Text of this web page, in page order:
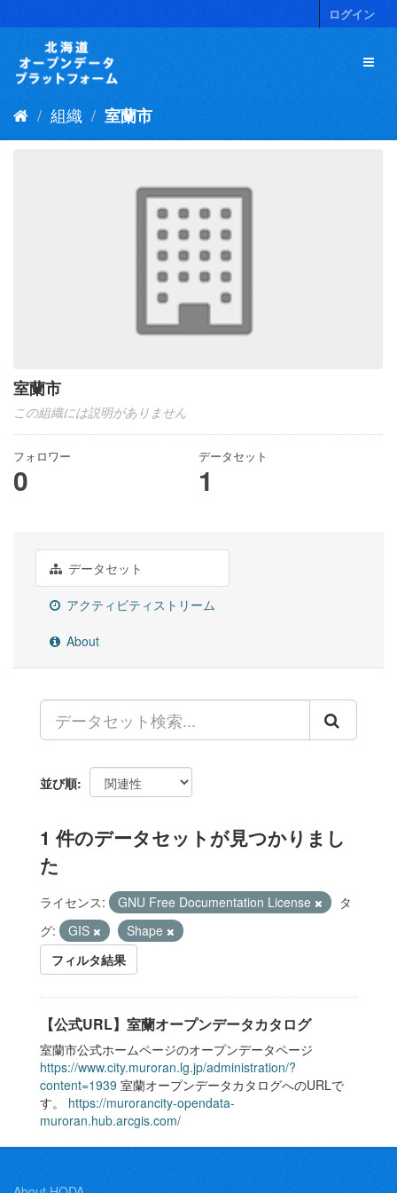
キ
ログイン
組織 室蘭市
室蘭市
この組織には説明がありません
フォロワー
0
データセット
1
データセット
アクティビティストリーム
About
並び順
1 件のデータセットが見つかりまし
た
ライセンス: GNU Free Documentation License
タ
グ:
GIS
Shape
フィルタ結果
【公式URL】室蘭オープンデータカタログ
室蘭市公式ホームページのオープンデータページ
https://www.city.muroran.lg.jp/administration/?
content=1939 室蘭オープンデータカタログへのURLで
す。 https://murorancity-opendata-
muroran.hub.arcgis.com/